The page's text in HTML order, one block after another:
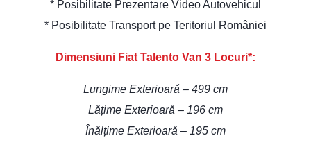
* Posibilitate Prezentare Video Autovehicul
* Posibilitate Transport pe Teritoriul României
Dimensiuni Fiat Talento Van 3 Locuri*:
Lungime Exterioară – 499 cm
Lățime Exterioară – 196 cm
Înălțime Exterioară – 195 cm